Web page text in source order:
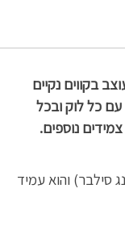
בקווים נקיים
כל לוק ובכל
נוספים.
אמיתי 925 (סטרלינג סילבר) והוא עמיד